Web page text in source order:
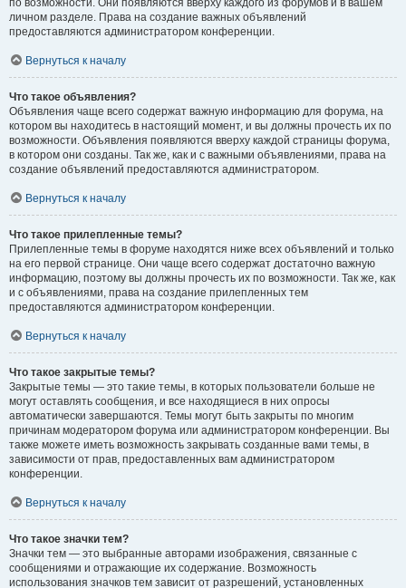
по возможности. Они появляются вверху каждого из форумов и в вашем
личном разделе. Права на создание важных объявлений
предоставляются администратором конференции.
Вернуться к началу
Что такое объявления?
Объявления чаще всего содержат важную информацию для форума, на
котором вы находитесь в настоящий момент, и вы должны прочесть их по
возможности. Объявления появляются вверху каждой страницы форума,
в котором они созданы. Так же, как и с важными объявлениями, права на
создание объявлений предоставляются администратором.
Вернуться к началу
Что такое прилепленные темы?
Прилепленные темы в форуме находятся ниже всех объявлений и только
на его первой странице. Они чаще всего содержат достаточно важную
информацию, поэтому вы должны прочесть их по возможности. Так же, как
и с объявлениями, права на создание прилепленных тем
предоставляются администратором конференции.
Вернуться к началу
Что такое закрытые темы?
Закрытые темы — это такие темы, в которых пользователи больше не
могут оставлять сообщения, и все находящиеся в них опросы
автоматически завершаются. Темы могут быть закрыты по многим
причинам модератором форума или администратором конференции. Вы
также можете иметь возможность закрывать созданные вами темы, в
зависимости от прав, предоставленных вам администратором
конференции.
Вернуться к началу
Что такое значки тем?
Значки тем — это выбранные авторами изображения, связанные с
сообщениями и отражающие их содержание. Возможность
использования значков тем зависит от разрешений, установленных